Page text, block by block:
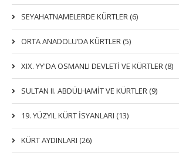
SEYAHATNAMELERDE KÜRTLER (6)
ORTA ANADOLU’DA KÜRTLER (5)
XIX. YY'DA OSMANLI DEVLETI VE KÜRTLER (8)
SULTAN II. ABDÜLHAMİT VE KÜRTLER (9)
19. YÜZYIL KÜRT İSYANLARI (13)
KÜRT AYDINLARI (26)